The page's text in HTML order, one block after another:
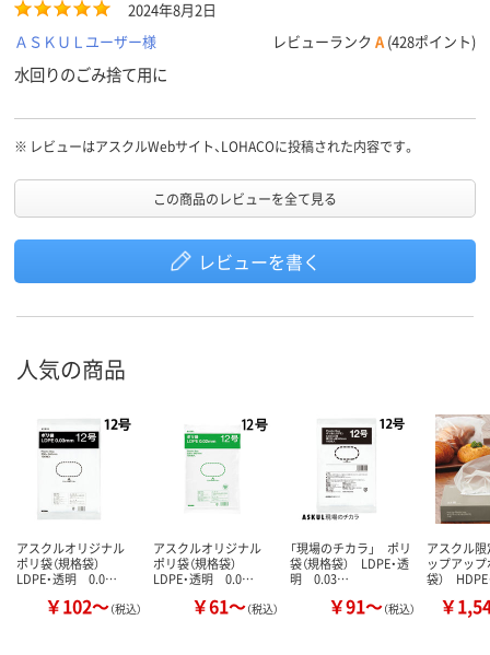
2024年8月2日
ＡＳＫＵＬユーザー様
レビューランク A (428ポイント)
水回りのごみ捨て用に
※ レビューはアスクルWebサイト、LOHACOに投稿された内容です。
この商品のレビューを全て見る
レビューを書く
人気の商品
アスクルオリジナル
ポリ袋（規格袋）
LDPE・透明 0.0…
￥102～（税込）
アスクルオリジナル
ポリ袋（規格袋）
LDPE・透明 0.0…
￥61～（税込）
「現場のチカラ」 ポリ
袋（規格袋） LDPE・透
明 0.03…
￥91～（税込）
アスクル
ップアップ
袋）
￥